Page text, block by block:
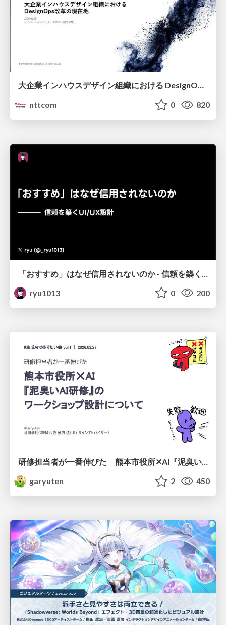
大企業インハウスデザイン組織における DesignOps改革の現在地 / DesignOps at Scale: Navigating Transformation in Large Enterprises
nttcom
0 820
ryu1013
0 200
研修担当者が一番伸びた 熊本市役所✕AI『泥臭いAI研修』のワークショップ設計について
garyuten
2 450